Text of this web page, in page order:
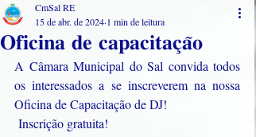
𝐎𝐟𝐢𝐜𝐢𝐧𝐚 𝐝𝐞 𝐜𝐚𝐩𝐚𝐜𝐢𝐭𝐚𝐜̧𝐚̃𝐨
CmSal RE
15 de abr. de 2024 1 min de leitura
A Câmara Municipal do Sal convida todos
os interessados a se inscreverem na nossa
Oficina de Capacitação de DJ!
Inscrição gratuita!